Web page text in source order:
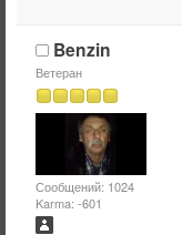
Benzin
Ветеран
Сообщений: 1024
Karma: -601